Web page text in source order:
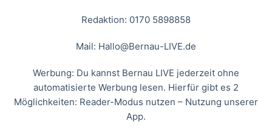
Redaktion: 0170 5898858
Mail: Hallo@Bernau-LIVE.de
Werbung: Du kannst Bernau LIVE jederzeit ohne
automatisierte Werbung lesen. Hierfür gibt es 2
Möglichkeiten: Reader-Modus nutzen – Nutzung unserer
App.